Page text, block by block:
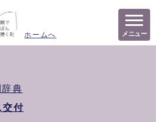
ホームへ メニュー
典
交付